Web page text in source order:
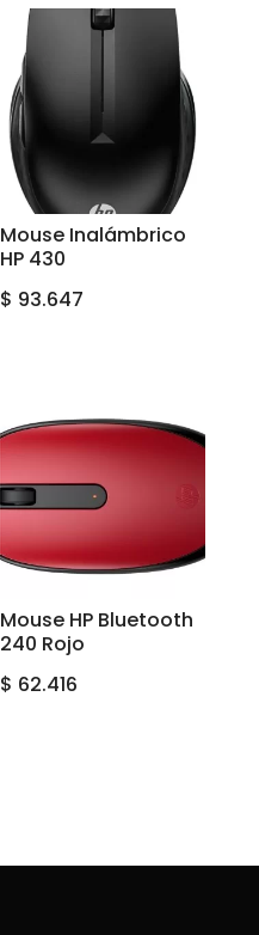
Mouse Inalámbrico
HP 430
$ 93.647
Mouse HP Bluetooth
240 Rojo
$ 62.416